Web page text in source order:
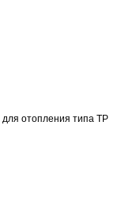
отопления типа TP